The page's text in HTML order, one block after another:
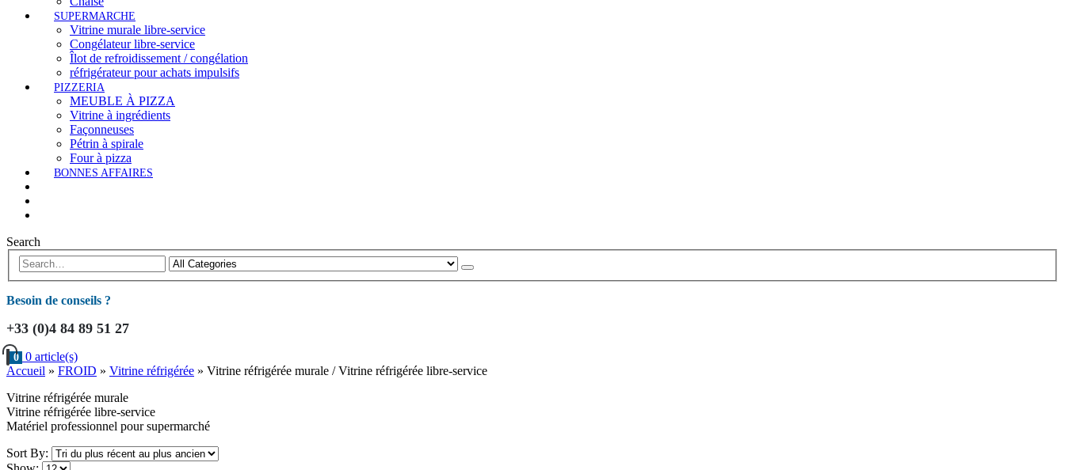
SUPERMARCHE
Vitrine murale libre-service
Congélateur libre-service
Îlot de refroidissement / congélation
réfrigérateur pour achats impulsifs
PIZZERIA
MEUBLE À PIZZA
Vitrine à ingrédients
Façonneuses
Pétrin à spirale
Four à pizza
BONNES AFFAIRES
Search
Besoin de conseils ?
+33 (0)4 84 89 51 27
0 0 article(s)
Accueil » FROID » Vitrine réfrigérée » Vitrine réfrigérée murale / Vitrine réfrigérée libre-service
Vitrine réfrigérée murale
Vitrine réfrigérée libre-service
Matériel professionnel pour supermarché
Sort By: